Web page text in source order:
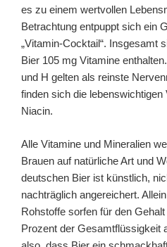
es zu einem wertvollen
Betrachtung entpuppt sich ein
„Vitamin-Cocktail“. Insgesamt
Bier 105 mg Vitamine
und H gelten als reinste
finden sich die lebenswichtigen
Niacin.
Alle Vitamine und Mineralien
Brauen auf natürliche Art und
deutschen Bier ist künstlich,
nachträglich angereichert.
Rohstoffe sorfen für den
Prozent der Gesamtflüssigkeit